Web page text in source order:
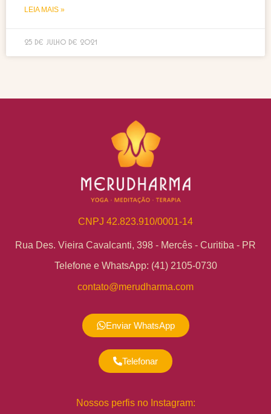
LEIA MAIS »
25 de julho de 2021
CNPJ 42.823.910/0001-14
Rua Des. Vieira Cavalcanti, 398 - Mercês - Curitiba - PR
Telefone e WhatsApp: (41) 2105-0730
contato@merudharma.com
Enviar WhatsApp
Telefonar
Nossos perfis no Instagram: